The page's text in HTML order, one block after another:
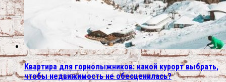
Квартира для горнолыжников: какой курорт выбрать,
чтобы недвижимость не обесценилась?